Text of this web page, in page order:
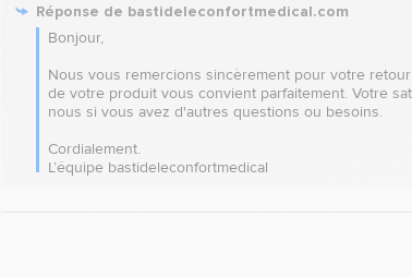
Réponse de bastideleconfortmedical.com
Bonjour,
Nous vous remercions sincèrement pour votre
de votre produit vous convient parfaitement. Votre
nous si vous avez d'autres questions ou besoins.
Cordialement.
L’équipe bastideleconfortmedical